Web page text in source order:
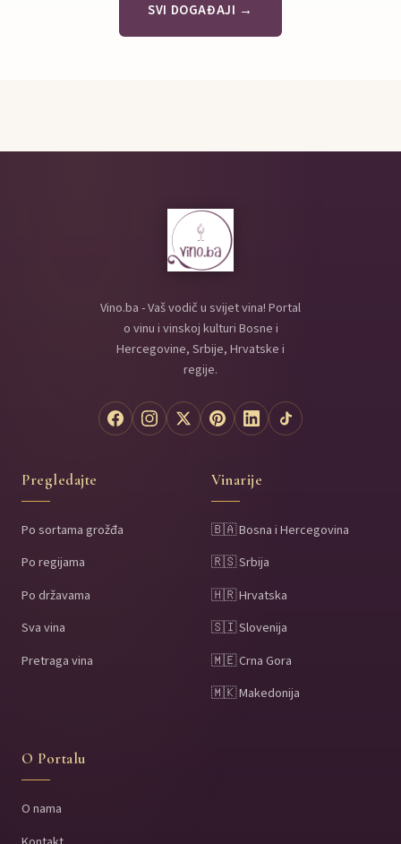
SVI DOGAĐAJI →
Vino.ba - Vaš vodič u svijet vina! Portal
o vinu i vinskoj kulturi Bosne i
Hercegovine, Srbije, Hrvatske i
regije.
Pregledajte
Po sortama grožđa
Po regijama
Po državama
Sva vina
Pretraga vina
Vinarije
🇧🇦 Bosna i Hercegovina
🇷🇸 Srbija
🇭🇷 Hrvatska
🇸🇮 Slovenija
🇲🇪 Crna Gora
🇲🇰 Makedonija
O Portalu
O nama